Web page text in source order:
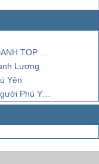
CAO ASEAN
Lương
Yên
Phú Yên